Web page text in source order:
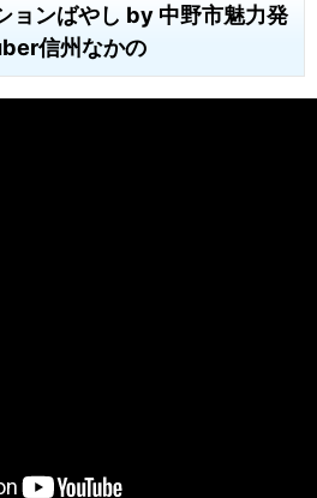
ョンばやし by 中野市魅力発
信州なかの